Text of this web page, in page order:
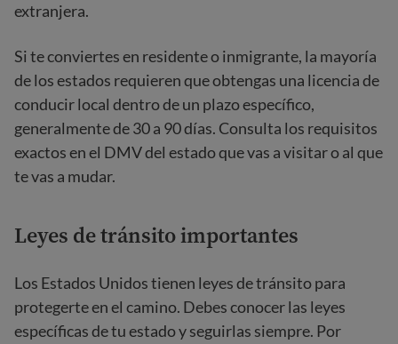
extranjera.
Si te conviertes en residente o inmigrante, la mayoría
de los estados requieren que obtengas una licencia de
conducir local dentro de un plazo específico,
generalmente de 30 a 90 días. Consulta los requisitos
exactos en el DMV del estado que vas a visitar o al que
te vas a mudar.
Leyes de tránsito importantes
Los Estados Unidos tienen leyes de tránsito para
protegerte en el camino. Debes conocer las leyes
específicas de tu estado y seguirlas siempre. Por